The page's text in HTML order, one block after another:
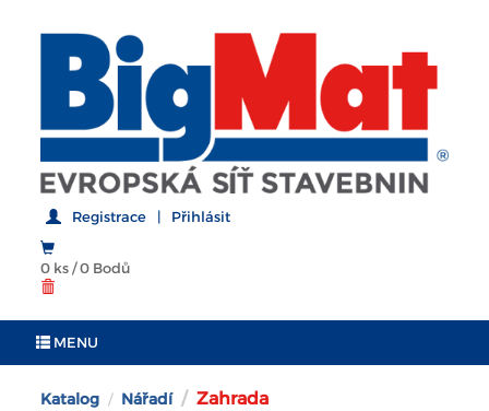
Registrace | Přihlásit
0 ks/0 Bodů
MENU
Katalog Nářadí Zahrada